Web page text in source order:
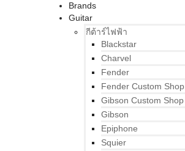
Brands
Guitar
กีต้าร์ไฟฟ้า
Blackstar
Charvel
Fender
Fender Custom Shop
Gibson Custom Shop
Gibson
Epiphone
Squier